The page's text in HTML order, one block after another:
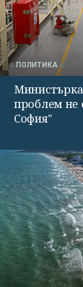
ПОЛИТИКА
проблем не
София"